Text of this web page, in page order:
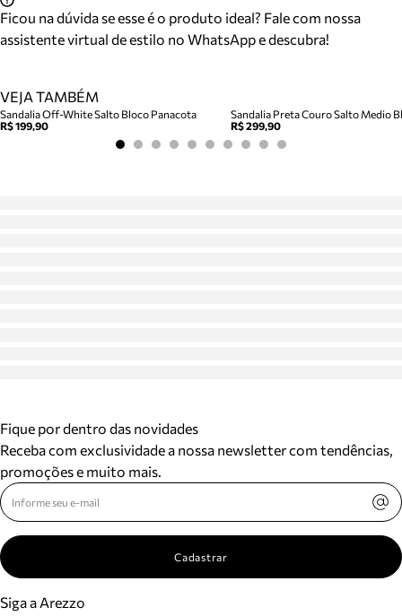
Ficou na dúvida se esse é o produto ideal? Fale com nossa
assistente virtual de estilo no WhatsApp e descubra!
VEJA TAMBÉM
Sandalia Off-White Salto Bloco Panacota
R$ 199,90
Sandalia Preta Couro Salto Medio
R$ 299,90
Fique por dentro das novidades
Receba com exclusividade a nossa newsletter com tendências,
promoções e muito mais.
Cadastrar
Siga a Arezzo